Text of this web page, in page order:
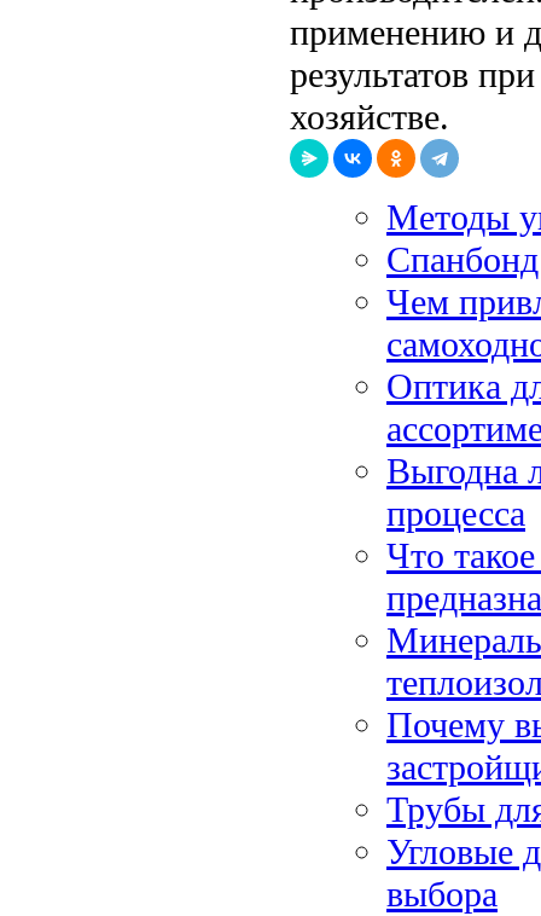
применению и
результатов
хозяйстве.
Методы
Чем
Оптика
Выгодна
процесса
Что
Почему
Трубы
Угловые
выбора